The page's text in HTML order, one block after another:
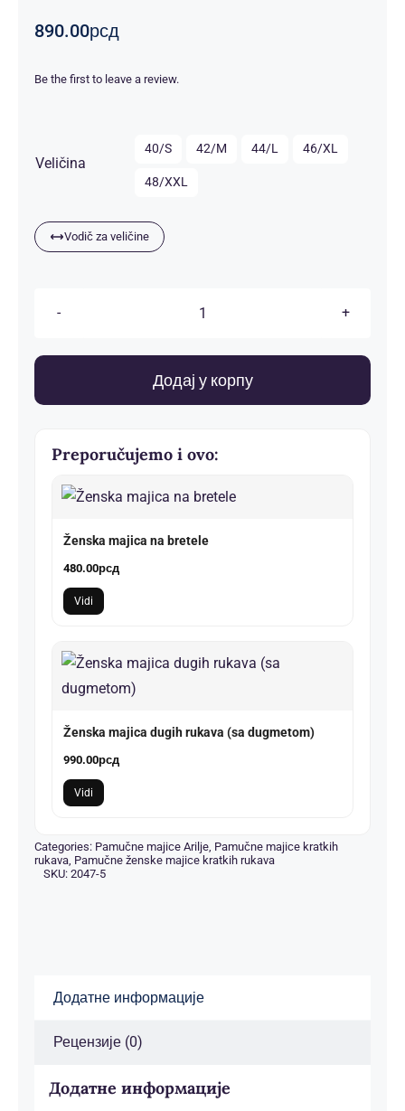
890.00рсд
Be the first to leave a review.
Veličina
40/S 42/M 44/L 46/XL
48/XXL
Vodič za veličine
Ženska
kratkih
čipkom)
Додај у корпу
Preporučujemo i ovo:
Ženska majica na bretele
480.00рсд
Vidi
Ženska majica dugih rukava (sa dugmetom)
990.00рсд
Vidi
Categories: Pamučne majice Arilje, Pamučne majice kratkih
rukava, Pamučne ženske majice kratkih rukava
SKU: 2047-5
Додатне информације
Рецензије (0)
Додатне информације